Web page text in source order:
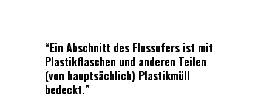
“Ein Abschnitt des Flussufers ist mit
Plastikflaschen und anderen Teilen
(von hauptsächlich) Plastikmüll
bedeckt.”